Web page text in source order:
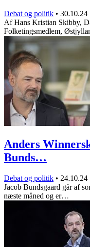
Debat og politik • 30.10.24
Af Hans Kristian Skibby,
Folketingsmedlem,
Anders
Bunds…
Debat og politik • 24.10.24
Jacob Bundsgaard går af
næste måned og er…